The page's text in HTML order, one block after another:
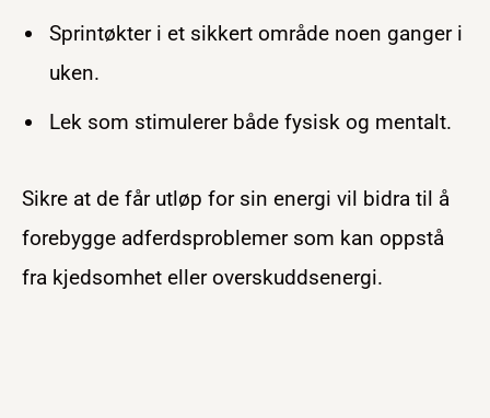
Sprintøkter i et sikkert område noen ganger i
uken.
Lek som stimulerer både fysisk og mentalt.
Sikre at de får utløp for sin energi vil bidra til å
forebygge adferdsproblemer som kan oppstå
fra kjedsomhet eller overskuddsenergi.